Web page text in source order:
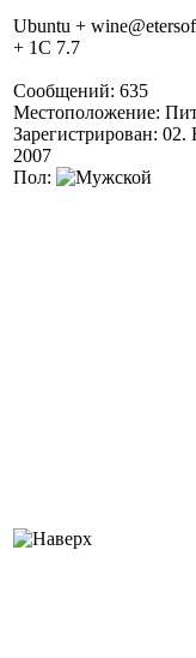
Ubuntu +
+ 1C 7.7
Сообщений: 635
Местоположение:
Зарегистрирован: 02.
2007
Пол: